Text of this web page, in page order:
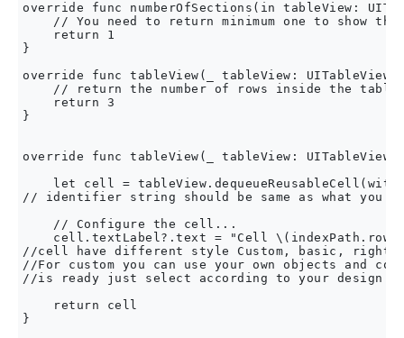
override func numberOfSections(in tableView:
// You need to return minimum one to show
    return 1
}
override func tableView(_ tableView:
// return the number of rows inside the
    return 3
}
override func tableView(_ tableView:
let cell =
// identifier string should be same as what you
    // Configure the cell...
cell.textLabel?.text = "Cell \(indexPath.row)
//cell have different style Custom, basic,
//For custom you can use your own objects and
//is ready just select according to your design.
    return cell
}